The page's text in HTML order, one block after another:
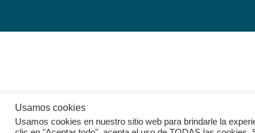
Usamos cookies
Usamos cookies en nuestro sitio web para brindarle la